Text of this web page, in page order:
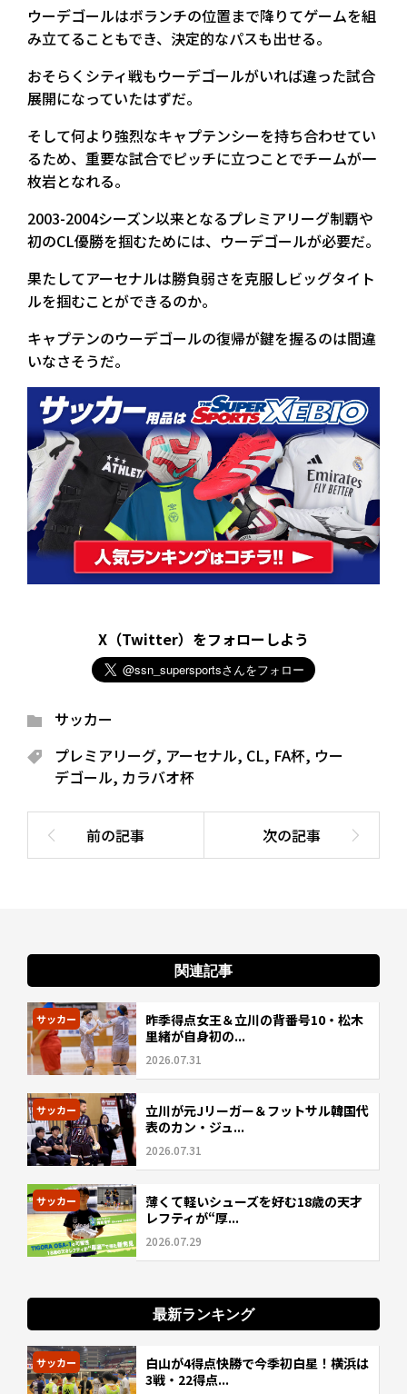
ウーデゴールはボランチの位置まで降りてゲームを組
み立てることもでき、決定的なパスも出せる。
おそらくシティ戦もウーデゴールがいれば違った試合
展開になっていたはずだ。
そして何より強烈なキャプテンシーを持ち合わせてい
るため、重要な試合でピッチに立つことでチームが一
枚岩となれる。
2003-2004シーズン以来となるプレミアリーグ制覇や
初のCL優勝を掴むためには、ウーデゴールが必要だ。
果たしてアーセナルは勝負弱さを克服しビッグタイト
ルを掴むことができるのか。
キャプテンのウーデゴールの復帰が鍵を握るのは間違
いなさそうだ。
X（Twitter）をフォローしよう
サッカー
プレミアリーグ, アーセナル, CL, FA杯, ウー
デゴール, カラバオ杯
関連記事
サッカー
昨季得点女王＆立川の背番号10・松木
里緒が自身初の...
2026.07.31
サッカー
立川が元Jリーガー＆フットサル韓国代
表のカン・ジュ...
2026.07.31
サッカー
薄くて軽いシューズを好む18歳の天才
レフティが“厚...
2026.07.29
最新ランキング
サッカー
白山が4得点快勝で今季初白星！横浜は
3戦・22得点...